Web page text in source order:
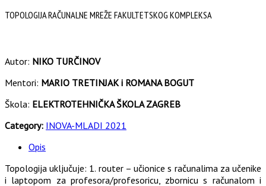
TOPOLOGIJA RAČUNALNE MREŽE FAKULTETSKOG KOMPLEKSA
Autor: NIKO TURČINOV
Mentori: MARIO TRETINJAK i ROMANA BOGUT
Škola: ELEKTROTEHNIČKA ŠKOLA ZAGREB
Category: INOVA-MLADI 2021
Opis
Topologija uključuje: 1. router – učionice s računalima za učenike
i laptopom za profesora/profesoricu, zbornicu s računalom i